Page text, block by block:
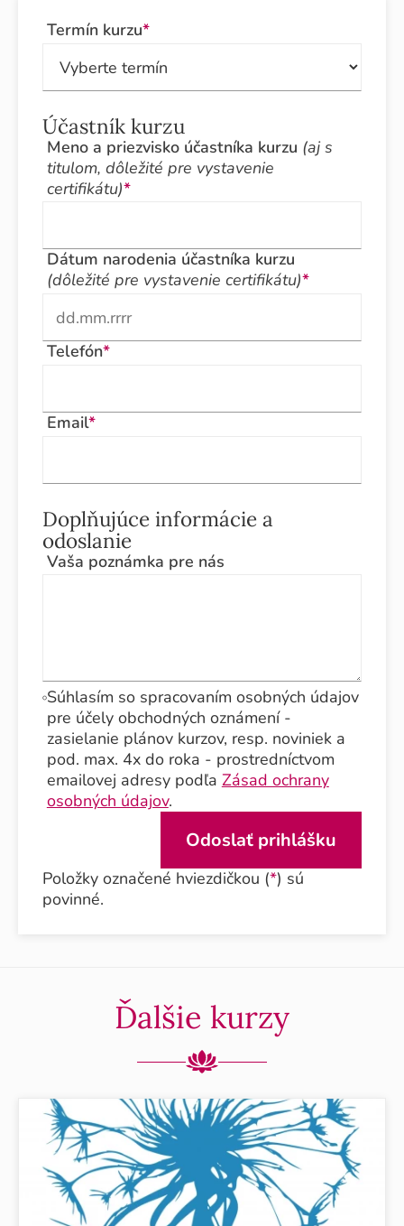
Termín kurzu*
Účastník kurzu
Meno a priezvisko účastníka kurzu (aj s
titulom, dôležité pre vystavenie
certifikátu)*
Dátum narodenia účastníka kurzu
(dôležité pre vystavenie certifikátu)*
Telefón*
Email*
Doplňujúce informácie a
odoslanie
Vaša poznámka pre nás
Súhlasím so spracovaním osobných údajov
pre účely obchodných oznámení -
zasielanie plánov kurzov, resp. noviniek a
pod. max. 4x do roka - prostredníctvom
emailovej adresy podľa Zásad ochrany
osobných údajov.
Položky označené hviezdičkou (*) sú
povinné.
Ďalšie kurzy